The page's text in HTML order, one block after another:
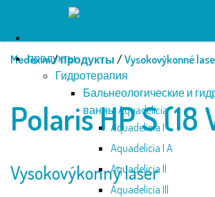
продукты
Гидротерапия
Бальнеологические и
ванны Aquadelicia
Aquadelicia I
Aquadelicia I A
Aquadelicia II
Aquadelicia III
Medexim/продукты /Vysokovýkonné
Polaris HP S (18
Vysokovýkonný laser